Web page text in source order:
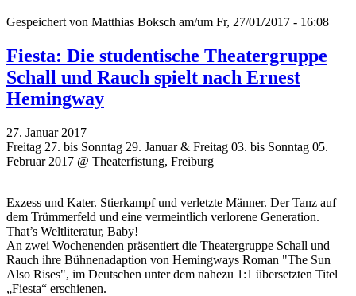
Gespeichert von Matthias Boksch am/um Fr, 27/01/2017 - 16:08
Fiesta: Die studentische Theatergruppe
Schall und Rauch spielt nach Ernest
Hemingway
27. Januar 2017
Freitag 27. bis Sonntag 29. Januar & Freitag 03. bis Sonntag 05.
Februar 2017 @ Theaterfistung, Freiburg
Exzess und Kater. Stierkampf und verletzte Männer. Der Tanz auf
dem Trümmerfeld und eine vermeintlich verlorene Generation.
That’s Weltliteratur, Baby!
An zwei Wochenenden präsentiert die Theatergruppe Schall und
Rauch ihre Bühnenadaption von Hemingways Roman "The Sun
Also Rises", im Deutschen unter dem nahezu 1:1 übersetzten Titel
„Fiesta“ erschienen.